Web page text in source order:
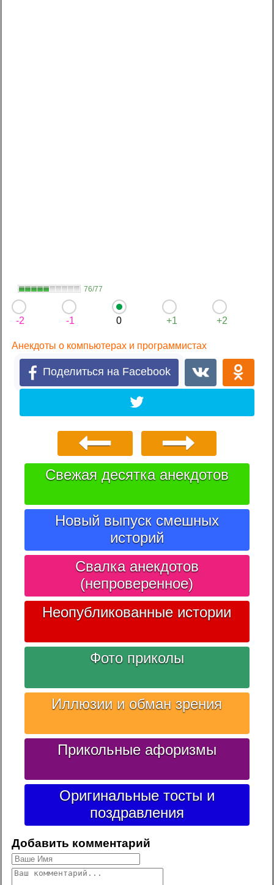
76/77
-2 -1 0 +1 +2
Анекдоты о компьютерах и программистах
Поделиться на Facebook
Свежая десятка анекдотов
Новый выпуск смешных
историй
Свалка анекдотов
(непроверенное)
Неопубликованные истории
Фото приколы
Иллюзии и обман зрения
Прикольные афоризмы
Оригинальные тосты и
поздравления
Добавить комментарий